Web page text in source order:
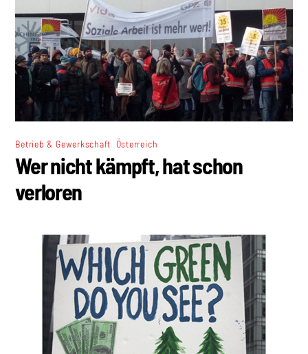
Betrieb & Gewerkschaft Österreich
Wer nicht kämpft, hat schon
verloren